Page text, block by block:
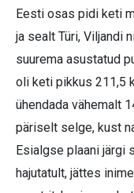
Eesti osas pidi keti
ja sealt Türi, Viljandi
suurema asustatud
oli keti pikkus 211,5
ühendada vähemalt
päriselt selge, kust
Esialgse plaani järgi
hajutatult, jättes